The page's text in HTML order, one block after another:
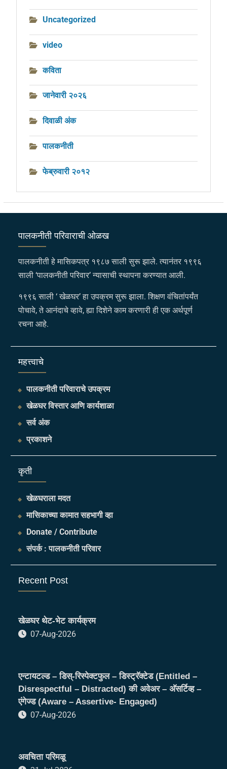
Uncategorized
video
कविता
जानेवारी २०२६
दिवाळी अंक
पालकनीती
फेब्रुवारी २०१२
पालकनीती परिवाराची ओळख
पालकनीती हे मासिकपत्र १९८७ साली सुरू झाले. त्यानंतर १९९६
साली ‘पालकनीती परिवार’ न्यासाची स्थापना करण्यात आली.
१९९६ साली ‘ खेळघर’ हा उपक्रम सुरू झाला. शिक्षण वंचितांपर्यंत
पोचावे, ते आनंदाचे व्हावे, ह्या दिशेने काम करणारी ही एक अर्थपूर्ण
रचना आहे.
महत्त्वाचे
पालकनीती परिवाराचे उपक्रम
खेळघर विस्तार आणि कार्यशाळा
सर्व अंक
प्रकाशने
​कृती
खेळघराला मदत
मासिकाच्या कामात सहभागी व्हा
Donate / Contribute
संपर्क : पालकनीती परिवार
Recent Post
खेळघर थेट-भेट कार्यक्रम
07-Aug-2026
एन्टायटल्ड – डिस्-रिस्पेक्टफुल – डिस्ट्रॅक्टेड (Entitled –
Disrespectful – Distracted) की अवेअर – अ‍ॅसर्टिव्ह –
एंगेज्ड (Aware – Assertive- Engaged)
07-Aug-2026
अवचिता परिमळू